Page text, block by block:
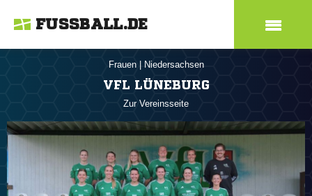
FUSSBALL.DE
Frauen Niedersachsen
VFL LÜNEBURG
Zur Vereinsseite